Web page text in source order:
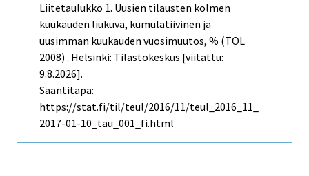
Liitetaulukko 1. Uusien tilausten kolmen
kuukauden liukuva, kumulatiivinen ja
uusimman kuukauden vuosimuutos, % (TOL
2008) . Helsinki: Tilastokeskus [viitattu:
9.8.2026].
Saantitapa:
https://stat.fi/til/teul/2016/11/teul_2016_11_
2017-01-10_tau_001_fi.html